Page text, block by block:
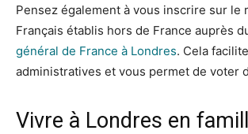
Pensez également à vous inscrire sur le
Français établis hors de France auprès
général de France à Londres. Cela
administratives et vous permet de voter
Vivre à Londres en